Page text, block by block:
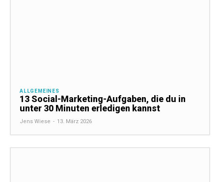
ALLGEMEINES
13 Social-Marketing-Aufgaben, die du in
unter 30 Minuten erledigen kannst
Jens Wiese - 13. März 2026